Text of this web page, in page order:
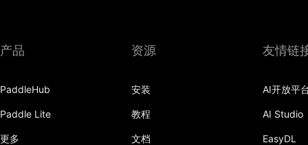
产品
PaddleHub
Paddle Lite
更多
资源
安装
教程
文档
友情链
AI开放平
AI Studio
EasyDL